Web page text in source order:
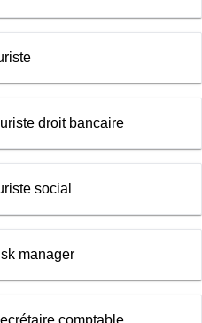
droit bancaire
social
manager
comptable